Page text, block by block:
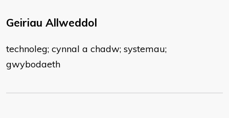
Geiriau Allweddol
technoleg; cynnal a chadw; systemau;
gwybodaeth